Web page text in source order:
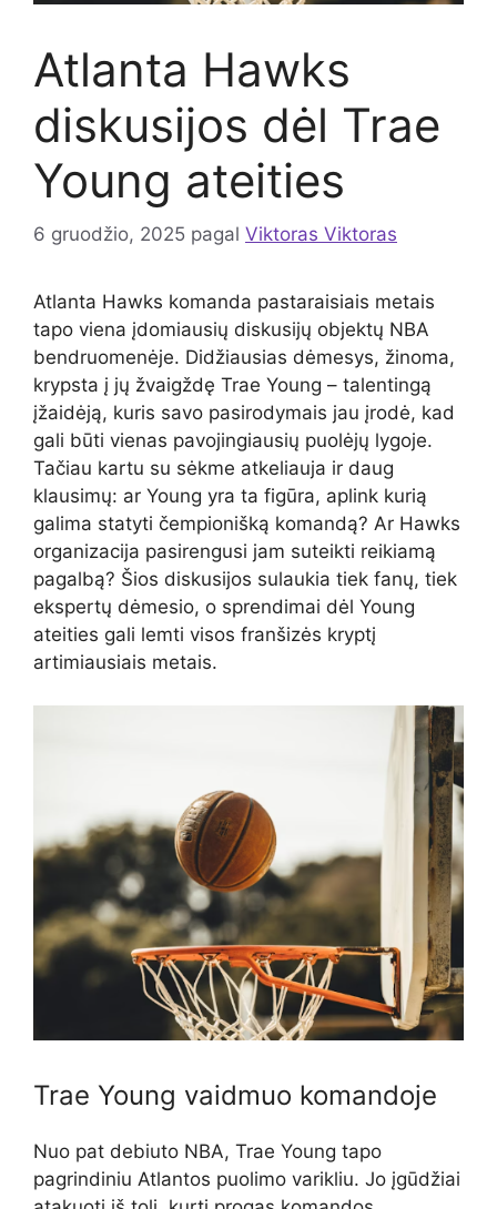
Atlanta Hawks
diskusijos dėl Trae
Young ateities
6 gruodžio, 2025 pagal Viktoras Viktoras
Atlanta Hawks komanda pastaraisiais metais
tapo viena įdomiausių diskusijų objektų NBA
bendruomenėje. Didžiausias dėmesys, žinoma,
krypsta į jų žvaigždę Trae Young – talentingą
įžaidėją, kuris savo pasirodymais jau įrodė, kad
gali būti vienas pavojingiausių puolėjų lygoje.
Tačiau kartu su sėkme atkeliauja ir daug
klausimų: ar Young yra ta figūra, aplink kurią
galima statyti čempionišką komandą? Ar Hawks
organizacija pasirengusi jam suteikti reikiamą
pagalbą? Šios diskusijos sulaukia tiek fanų, tiek
ekspertų dėmesio, o sprendimai dėl Young
ateities gali lemti visos franšizės kryptį
artimiausiais metais.
Trae Young vaidmuo komandoje
Nuo pat debiuto NBA, Trae Young tapo
pagrindiniu Atlantos puolimo varikliu. Jo įgūdžiai